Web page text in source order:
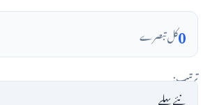
0کل تبصرے
ترتیب: